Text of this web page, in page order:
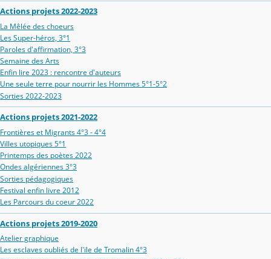
Actions projets 2022-2023
La Mêlée des choeurs
Les Super-héros, 3°1
Paroles d'affirmation, 3°3
Semaine des Arts
Enfin lire 2023 : rencontre d'auteurs
Une seule terre pour nourrir les Hommes 5°1-5°2
Sorties 2022-2023
Actions projets 2021-2022
Frontières et Migrants 4°3 - 4°4
Villes utopiques 5°1
Printemps des poètes 2022
Ondes algériennes 3°3
Sorties pédagogiques
Festival enfin livre 2012
Les Parcours du coeur 2022
Actions projets 2019-2020
Atelier graphique
Les esclaves oubliés de l'ïle de Tromalin 4°3